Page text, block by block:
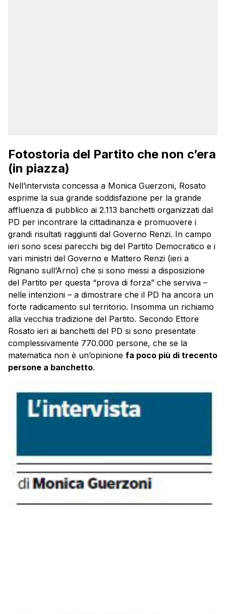
Fotostoria del Partito che non c’era
(in piazza)
Nell’intervista concessa a Monica Guerzoni, Rosato
esprime la sua grande soddisfazione per la grande
affluenza di pubblico ai 2.113 banchetti organizzati dal
PD per incontrare la cittadinanza e promuovere i
grandi risultati raggiunti dal Governo Renzi. In campo
ieri sono scesi parecchi big del Partito Democratico e i
vari ministri del Governo e Mattero Renzi (ieri a
Rignano sull’Arno) che si sono messi a disposizione
del Partito per questa “prova di forza” che serviva –
nelle intenzioni – a dimostrare che il PD ha ancora un
forte radicamento sul territorio. Insomma un richiamo
alla vecchia tradizione del Partito. Secondo Ettore
Rosato ieri ai banchetti del PD si sono presentate
complessivamente 770.000 persone, che se la
matematica non è un’opinione fa poco più di trecento
persone a banchetto.